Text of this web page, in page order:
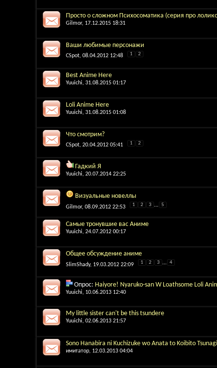
Просто о сложном Психосоматика (серия про
Gilmor, 17.12.2015 18:31
Ваши любимые персонажи
CSpot, 08.04.2012 12:48 1 2
Best Anime Here
Yuuichi, 31.08.2015 01:17
Loli Anime Here
Yuuichi, 31.08.2015 01:08
Что смотрим?
CSpot, 20.04.2012 05:41 1 2
Гадкий Я
Yuuichi, 20.07.2014 22:25
Визуальные новеллы
Gilmor, 08.09.2012 22:53 1 2 3 ... 5
Самые тронувшие вас Аниме
Yuuichi, 24.07.2012 00:17
Общее обсуждение аниме
SlimShady, 19.03.2012 22:09 1 2 3 ... 4
Опрос: Haiyore! Nyaruko-san W Loathsome Loli
Yuuichi, 10.06.2013 12:40
My little sister can't be this tsundere
Yuuichi, 02.06.2013 21:57
Sono Hanabira ni Kuchizuke wo Anata to Koibito Tsunagi
имитатор, 12.03.2013 04:04